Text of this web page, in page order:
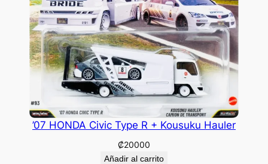
’07 HONDA Civic Type R + Kousuku Hauler
₡20000
Añadir al carrito